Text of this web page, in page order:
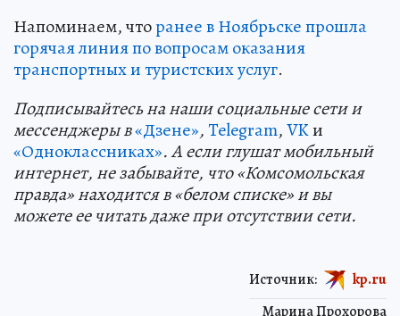
Напоминаем, чторанее в Ноябрьске прошла
горячая линия по вопросам оказания
транспортных и туристских услуг.
Подписывайтесь на наши социальные сети и
мессенджеры в«Дзене»,Telegram,VKи
«Одноклассниках». А если глушат мобильный
интернет, не забывайте, что «Комсомольская
правда» находится в «белом списке» и вы
можете ее читать даже при отсутствии сети.
Марина Прохорова
Источник: kp.ru